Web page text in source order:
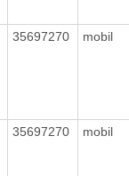
35697270 mobil
35697270 mobil